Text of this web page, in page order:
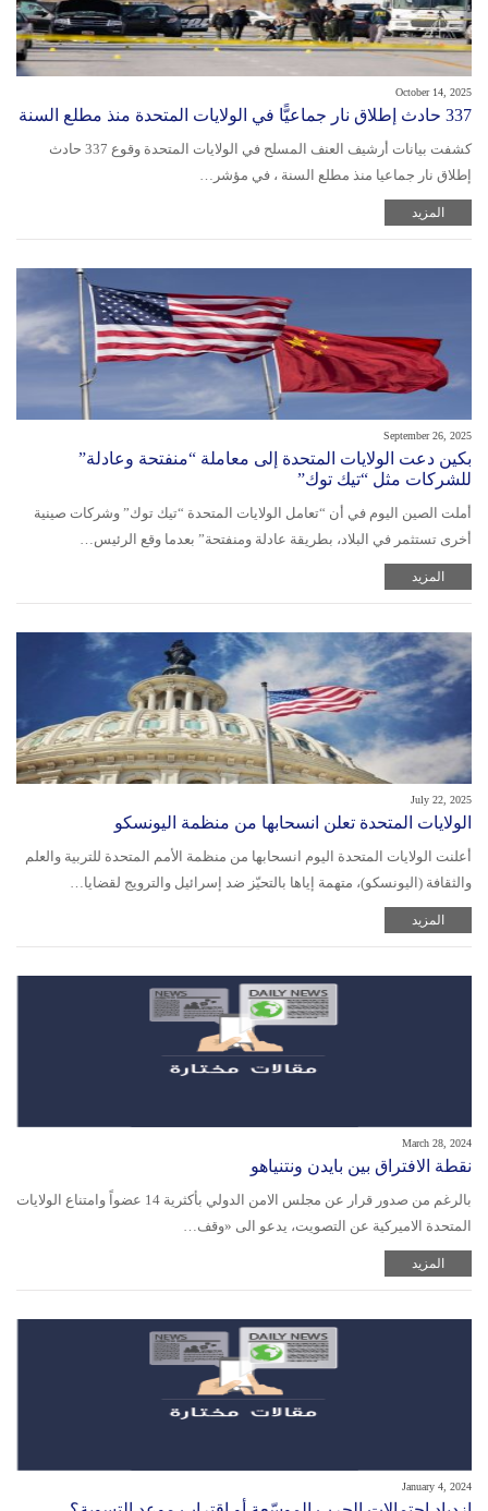
October 14, 2025
337 حادث إطلاق نار جماعيًّا في الولايات المتحدة منذ مطلع السنة
كشفت بيانات أرشيف العنف المسلح في الولايات المتحدة وقوع 337 حادث
إطلاق نار جماعيا منذ مطلع السنة ، في مؤشر…
المزيد
September 26, 2025
بكين دعت الولايات المتحدة إلى معاملة “منفتحة وعادلة”
للشركات مثل “تيك توك”
أملت الصين اليوم في أن “تعامل الولايات المتحدة “تيك توك” وشركات صينية
أخرى تستثمر في البلاد، بطريقة عادلة ومنفتحة” بعدما وقع الرئيس…
المزيد
July 22, 2025
الولايات المتحدة تعلن انسحابها من منظمة اليونسكو
أعلنت الولايات المتحدة اليوم انسحابها من منظمة الأمم المتحدة للتربية والعلم
والثقافة (اليونسكو)، متهمة إياها بالتحيّز ضد إسرائيل والترويج لقضايا…
المزيد
March 28, 2024
نقطة الافتراق بين بايدن ونتنياهو
بالرغم من صدور قرار عن مجلس الامن الدولي بأكثرية 14 عضواً وامتناع الولايات
المتحدة الاميركية عن التصويت، يدعو الى «وقف…
المزيد
January 4, 2024